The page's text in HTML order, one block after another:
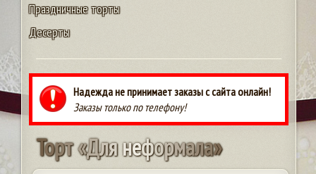
Праздничные торты
Десерты
Надежда не принимает заказы с сайта онлайн!
Заказы только по телефону!
Торт«Длянеформала»